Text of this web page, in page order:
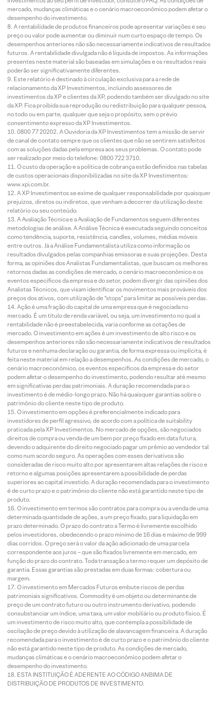
mercado, mudanças climáticas e o cenário macroeconômico podem afetar o
desempenho do investimento.
A rentabilidade de produtos financeiros pode apresentar variações e seu
preço ou valor pode aumentar ou diminuir num curto espaço de tempo. Os
desempenhos anteriores não são necessariamente indicativos de resultados
futuros. A rentabilidade divulgada não é líquida de impostos. As informações
presentes neste material são baseadas em simulações e os resultados reais
poderão ser significativamente diferentes.
Este relatório é destinado à circulação exclusiva para a rede de
relacionamento da XP Investimentos, incluindo assessores de
investimentos da XP e clientes da XP, podendo também ser divulgado no site
da XP. Fica proibida sua reprodução ou redistribuição para qualquer pessoa,
no todo ou em parte, qualquer que seja o propósito, sem o prévio
consentimento expresso da XP Investimentos.
0800 77 20202. A Ouvidoria da XP Investimentos tem a missão de servir
de canal de contato sempre que os clientes que não se sentirem satisfeitos
com as soluções dadas pela empresa aos seus problemas. O contato pode
ser realizado por meio do telefone: 0800 722 3710.
O custo da operação e a política de cobrança estão definidos nas tabelas
de custos operacionais disponibilizadas no site da XP Investimentos:
www.xpi.com.br.
A XP Investimentos se exime de qualquer responsabilidade por quaisquer
prejuízos, diretos ou indiretos, que venham a decorrer da utilização deste
relatório ou seu conteúdo.
A Avaliação Técnica e a Avaliação de Fundamentos seguem diferentes
metodologias de análise. A Análise Técnica é executada seguindo conceitos
como tendência, suporte, resistência, candles, volumes, médias móveis
entre outros. Já a Análise Fundamentalista utiliza como informação os
resultados divulgados pelas companhias emissoras e suas projeções. Desta
forma, as opiniões dos Analistas Fundamentalistas, que buscam os melhores
retornos dadas as condições de mercado, o cenário macroeconômico e os
eventos específicos da empresa e do setor, podem divergir das opiniões dos
Analistas Técnicos, que visam identificar os movimentos mais prováveis dos
preços dos ativos, com utilização de “stops” para limitar as possíveis perdas.
Ação é uma fração do capital de uma empresa que é negociada no
mercado. É um título de renda variável, ou seja, um investimento no qual a
rentabilidade não é preestabelecida, varia conforme as cotações de
mercado. O investimento em ações é um investimento de alto risco e os
desempenhos anteriores não são necessariamente indicativos de resultados
futuros e nenhuma declaração ou garantia, de forma expressa ou implícita, é
feita neste material em relação a desempenhos. As condições de mercado, o
cenário macroeconômico, os eventos específicos da empresa e do setor
podem afetar o desempenho do investimento, podendo resultar até mesmo
em significativas perdas patrimoniais. A duração recomendada para o
investimento é de médio-longo prazo. Não há quaisquer garantias sobre o
patrimônio do cliente neste tipo de produto.
O investimento em opções é preferencialmente indicado para
investidores de perfil agressivo, de acordo com a política de suitability
praticada pela XP Investimentos. No mercado de opções, são negociados
direitos de compra ou venda de um bem por preço fixado em data futura,
devendo o adquirente do direito negociado pagar um prêmio ao vendedor tal
como num acordo seguro. As operações com esses derivativos são
consideradas de risco muito alto por apresentarem altas relações de risco e
retorno e algumas posições apresentarem a possibilidade de perdas
superiores ao capital investido. A duração recomendada para o investimento
é de curto prazo e o patrimônio do cliente não está garantido neste tipo de
produto.
O investimento em termos são contratos para compra ou a venda de uma
determinada quantidade de ações, a um preço fixado, para liquidação em
prazo determinado. O prazo do contrato a Termo é livremente escolhido
pelos investidores, obedecendo o prazo mínimo de 16 dias e máximo de 999
dias corridos. O preço será o valor da ação adicionado de uma parcela
correspondente aos juros – que são fixados livremente em mercado, em
função do prazo do contrato. Toda transação a termo requer um depósito de
garantia. Essas garantias são prestadas em duas formas: cobertura ou
margem.
O investimento em Mercados Futuros embute riscos de perdas
patrimoniais significativos. Commodity é um objeto ou determinante de
preço de um contrato futuro ou outro instrumento derivativo, podendo
consubstanciar um índice, uma taxa, um valor mobiliário ou produto físico. É
um investimento de risco muito alto, que contempla a possibilidade de
oscilação de preço devido à utilização de alavancagem financeira. A duração
recomendada para o investimento é de curto prazo e o patrimônio do cliente
não está garantido neste tipo de produto. As condições de mercado,
mudanças climáticas e o cenário macroeconômico podem afetar o
desempenho do investimento.
ESTA INSTITUIÇÃO É ADERENTE AO CÓDIGO ANBIMA DE
DISTRIBUIÇÃO DE PRODUTOS DE INVESTIMENTO.